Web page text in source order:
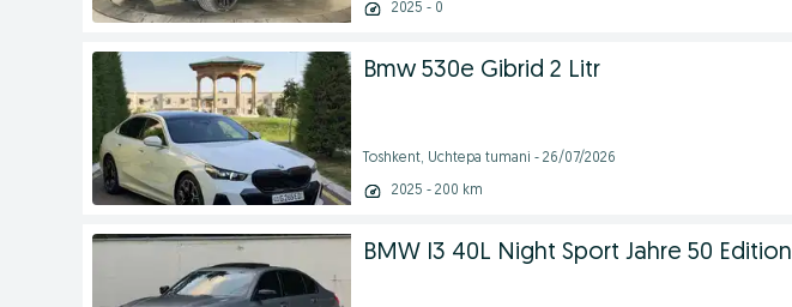
2025 - 0
Bmw 530e Gibrid 2 Litr
Toshkent, Uchtepa tumani - 26/07/2026
2025 - 200 km
BMW I3 40L Night Sport Jahre 50 Edition